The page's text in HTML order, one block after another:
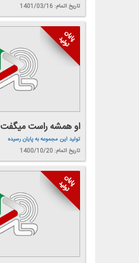
تاریخ اتمام: 1401/03/16
او همشه راست میگفت
تولید این مجموعه به پایان رسیده
تاریخ اتمام: 1400/10/20